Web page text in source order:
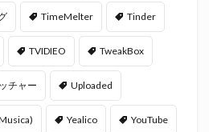
TimeMelter Tinder
TVIDIEO TweakBox
チャー Uploaded
Yealico YouTube